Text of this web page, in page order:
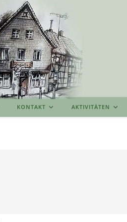
KONTAKT AKTIVITÄTEN